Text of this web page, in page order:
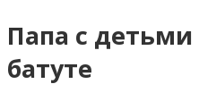
Папа с детьми
батуте